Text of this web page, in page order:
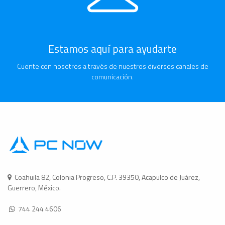
Estamos aquí para ayudarte
Cuente con nosotros a través de nuestros diversos canales de
comunicación.
Coahuila 82, Colonia Progreso, C.P. 39350, Acapulco de Juárez,
Guerrero, México.
744 244 4606